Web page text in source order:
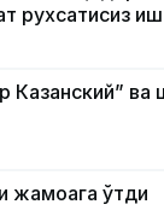
рухсатисиз
Казанский” ва
жамоага ўтди